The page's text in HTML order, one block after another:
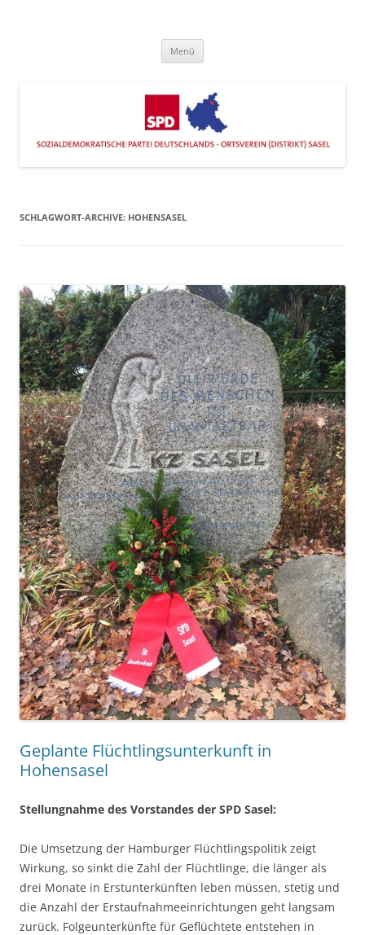
Menü
SCHLAGWORT-ARCHIVE: HOHENSASEL
Geplante Flüchtlingsunterkunft in
Hohensasel
Stellungnahme des Vorstandes der SPD Sasel:
Die Umsetzung der Hamburger Flüchtlingspolitik zeigt
Wirkung, so sinkt die Zahl der Flüchtlinge, die länger als
drei Monate in Erstunterkünften leben müssen, stetig und
die Anzahl der Erstaufnahmeeinrichtungen geht langsam
zurück. Folgeunterkünfte für Geflüchtete entstehen in